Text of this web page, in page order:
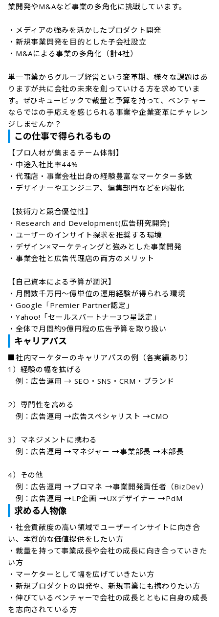
業開発やM&Aなど事業の多角化に挑戦しています。
・メディアの強みを活かしたプロダクト開発
・新規事業開発を目的とした子会社設立
・M&Aによる事業の多角化（計4社）
単一事業からグループ経営という変革期、様々な課題はあ
りますが共に会社の未来を創っていける方を求めていま
す。ぜひキュービックで裁量と予算を持って、ベンチャー
ならではの手応えを感じられる事業や企業変革にチャレン
ジしませんか？
この仕事で得られるもの
【プロ人材が集まるチーム体制】
・中途入社比率44%
・代理店・事業会社出身の経験豊富なマーケター多数
・デザイナーやエンジニア、編集部門などを内製化
【技術力と競合優位性】
・Research and Development(広告研究開発)
・ユーザーのインサイト探求を推奨する環境
・デザイン×マーケティングと強みとした事業開発
・事業会社と広告代理店の両方のメリット
【自己資本による予算が潤沢】
・月間数千万円〜億単位の運用経験が得られる環境
・Google「Premier Partner認定」
・Yahoo!「セールスパートナー3つ星認定」
・全体で月間約9億円程の広告予算を取り扱い
キャリアパス
■社内マーケターのキャリアパスの例（各実績あり）
1）経験の幅を拡げる
例：広告運用 → SEO・SNS・CRM・ブランド
2）専門性を高める
例：広告運用 →広告スペシャリスト →CMO
3）マネジメントに携わる
例：広告運用 →マネジャー →事業部長 →本部長
4）その他
例：広告運用 →プロマネ →事業開発責任者（BizDev）
例：広告運用 →LP企画 →UXデザイナー →PdM
求める人物像
・社会貢献度の高い領域でユーザーインサイトに向き合
い、本質的な価値提供をしたい方
・裁量を持って事業成長や会社の成長に向き合っていきた
い方
・マーケターとして幅を広げていきたい方
・新規プロダクトの開発や、新規事業にも携わりたい方
・伸びているベンチャーで会社の成長とともに自身の成長
を志向されている方